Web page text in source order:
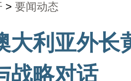
>要闻动态
大利亚外长
战略对话